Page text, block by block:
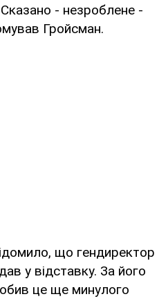
- незроблене -
Гройсман.
що гендиректор
у відставку. За його
це ще минулого